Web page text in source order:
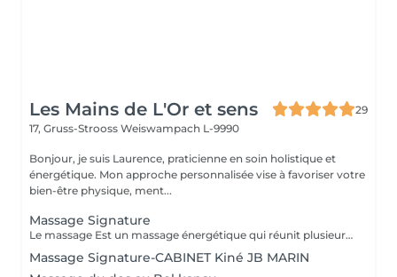
Les Mains de L'Or et sens
29
17, Gruss-Strooss Weiswampach L-9990
Bonjour, je suis Laurence, praticienne en soin holistique et
énergétique. Mon approche personnalisée vise à favoriser votre
bien-être physique, ment...
Massage Signature
Le massage Est un massage énergétique qui réunit plusieurs techniques de massages du monde (Tuina, Lomi-lomi, Californien, Suédois et Ayurvédique), l'aromathérapie et l'énergie du magnétisme qui réveille les processus naturels d'autoguérison du corps en déchargeant les mémoires émotionnelles encombrantes et les toxines. Véritable invitation à la reconnexion à soi, c'est une psychothérapie pour le corps qui permet de laisser s'opérer tout un développement réparateur et initiateur, ouvrant la mémoire du corps, qui nettoie peu à peu les anciens traumas et laisse l'énergie de vie circuler librement permettant un véritable bien-être et apportant un lâcher prise physique et mental de manière impressionnante. Ce massage profondément relaxant peut aider à soulager le stress, l'anxiété, les tensions musculaires, les douleurs chroniques et à améliorer la circulation sanguine et lymphatique. Il est également utile pour stimuler le système immunitaire et renforcer le corps. Il peut également être bénéfique pour les personnes souffrant de problèmes de sommeil et de troubles digestifs. Ce massage est pratiqué sur l'ensemble du corps avec un mélange d'huiles végétales et d'huiles essentielles Ne pas s'exposer au soleil ou aux UV pendant au moins 6h après ce massage. La durée de la prestations inclus le temps d'installation
Massage Signature-CABINET Kiné JB MARIN